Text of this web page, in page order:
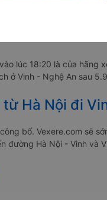
lúc 17:00 là của
An sau 5.9 giờ.
lúc 18:20 là của hãng
ở Vinh - Nghệ An sau
Hà Nội đi
bố. Vexere.com sẽ
Hà Nội - Vinh và